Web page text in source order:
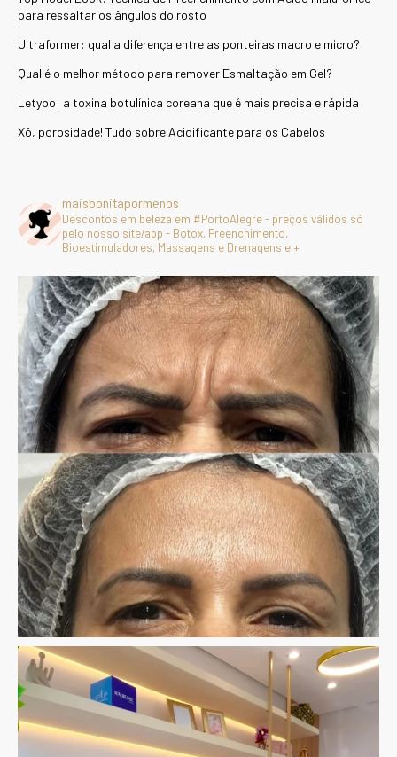
para ressaltar os ângulos do rosto
Ultraformer: qual a diferença entre as ponteiras macro e micro?
Qual é o melhor método para remover Esmaltação em Gel?
Letybo: a toxina botulínica coreana que é mais precisa e rápida
Xô, porosidade! Tudo sobre Acidificante para os Cabelos
maisbonitapormenos
Descontos em beleza em #PortoAlegre - preços válidos só
pelo nosso site/app - Botox, Preenchimento,
Bioestimuladores, Massagens e Drenagens e +